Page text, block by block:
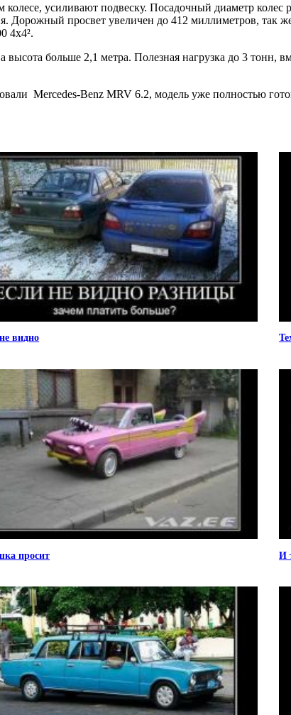
колесе, усиливают подвеску. Посадочный диаметр
Дорожный просвет увеличен до 412 миллиметров, так
4x4².
больше 2,1 метра. Полезная нагрузка до 3 тонн,
Mercedes-Benz MRV 6.2, модель уже полностью
видно
просит И